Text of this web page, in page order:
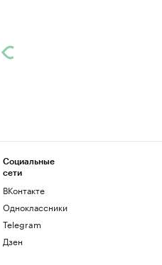
Социальные
сети
ВКонтакте
Одноклассники
Telegram
Дзен